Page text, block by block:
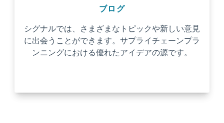
ブログ
シグナルでは、さまざまなトピックや新しい意見
に出会うことができます。サプライチェーンプラ
ンニングにおける優れたアイデアの源です。